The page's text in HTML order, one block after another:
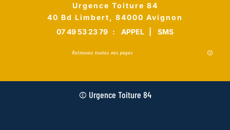
Urgence Toiture 84
40 Bd Limbert, 84000 Avignon
07 49 53 23 79 : APPEL SMS
Retrouvez toutes nos pages
© Urgence Toiture 84